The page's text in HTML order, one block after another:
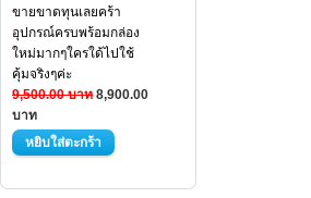
ขายขาดทุนเลยคร้า
อุปกรณ์ครบพร้อมกล่อง
ใหม่มากๆใครใด้ไปใช้
คุ้มจริงๆค่ะ
9,500.00 บาท 8,900.00
บาท